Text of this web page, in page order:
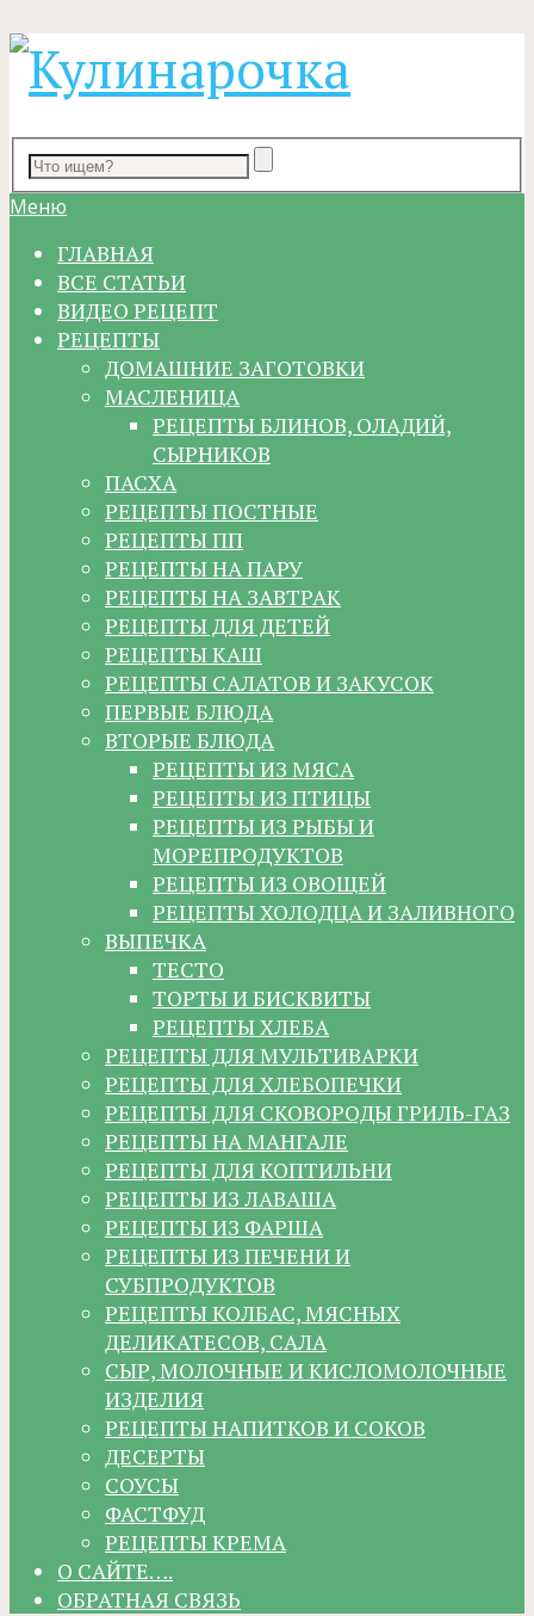
Меню
ГЛАВНАЯ
ВСЕ СТАТЬИ
ВИДЕО РЕЦЕПТ
РЕЦЕПТЫ
ДОМАШНИЕ ЗАГОТОВКИ
МАСЛЕНИЦА
РЕЦЕПТЫ БЛИНОВ, ОЛАДИЙ,
СЫРНИКОВ
ПАСХА
РЕЦЕПТЫ ПОСТНЫЕ
РЕЦЕПТЫ ПП
РЕЦЕПТЫ НА ПАРУ
РЕЦЕПТЫ НА ЗАВТРАК
РЕЦЕПТЫ ДЛЯ ДЕТЕЙ
РЕЦЕПТЫ КАШ
РЕЦЕПТЫ САЛАТОВ И ЗАКУСОК
ПЕРВЫЕ БЛЮДА
ВТОРЫЕ БЛЮДА
РЕЦЕПТЫ ИЗ МЯСА
РЕЦЕПТЫ ИЗ ПТИЦЫ
РЕЦЕПТЫ ИЗ РЫБЫ И
МОРЕПРОДУКТОВ
РЕЦЕПТЫ ИЗ ОВОЩЕЙ
РЕЦЕПТЫ ХОЛОДЦА И ЗАЛИВНОГО
ВЫПЕЧКА
ТЕСТО
ТОРТЫ И БИСКВИТЫ
РЕЦЕПТЫ ХЛЕБА
РЕЦЕПТЫ ДЛЯ МУЛЬТИВАРКИ
РЕЦЕПТЫ ДЛЯ ХЛЕБОПЕЧКИ
РЕЦЕПТЫ ДЛЯ СКОВОРОДЫ ГРИЛЬ-ГАЗ
РЕЦЕПТЫ НА МАНГАЛЕ
РЕЦЕПТЫ ДЛЯ КОПТИЛЬНИ
РЕЦЕПТЫ ИЗ ЛАВАША
РЕЦЕПТЫ ИЗ ФАРША
РЕЦЕПТЫ ИЗ ПЕЧЕНИ И
СУБПРОДУКТОВ
РЕЦЕПТЫ КОЛБАС, МЯСНЫХ
ДЕЛИКАТЕСОВ, САЛА
СЫР, МОЛОЧНЫЕ И КИСЛОМОЛОЧНЫЕ
ИЗДЕЛИЯ
РЕЦЕПТЫ НАПИТКОВ И СОКОВ
ДЕСЕРТЫ
СОУСЫ
ФАСТФУД
РЕЦЕПТЫ КРЕМА
О САЙТЕ….
ОБРАТНАЯ СВЯЗЬ